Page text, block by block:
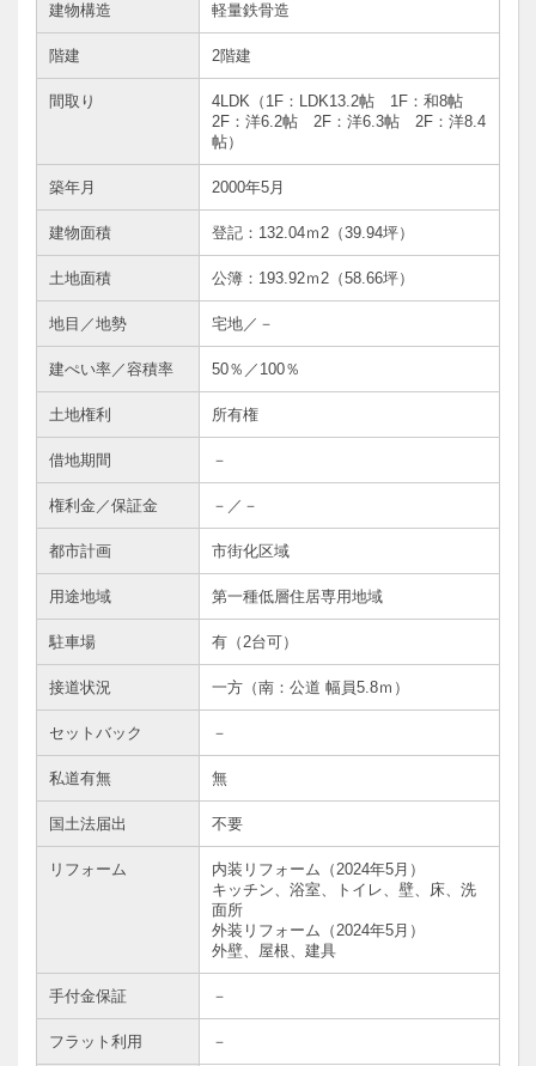
建物構造 軽量鉄骨造
階建 2階建
間取り
4LDK（1F：LDK13.2帖 1F：和8帖
2F：洋6.2帖 2F：洋6.3帖 2F：洋8.4
帖）
築年月 2000年5月
建物面積 登記：132.04ｍ2（39.94坪）
土地面積 公簿：193.92ｍ2 （58.66坪）
地目／地勢 宅地／－
建ぺい率／容積率 50％／100％
土地権利 所有権
借地期間 －
権利金／保証金 －／－
都市計画 市街化区域
用途地域 第一種低層住居専用地域
駐車場 有（2台可）
接道状況 一方（南：公道 幅員5.8ｍ）
セットバック －
私道有無 無
国土法届出 不要
リフォーム
内装リフォーム（2024年5月）
キッチン、浴室、トイレ、壁、床、洗
面所
外装リフォーム（2024年5月）
外壁、屋根、建具
手付金保証 －
フラット利用 －